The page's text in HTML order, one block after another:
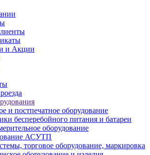
и Акции
и постпечатное оборудование
бесперебойного питания и батареи
оборудование
АСУТП
торговое оборудование, маркировка